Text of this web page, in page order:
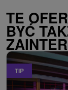
TE
BYĆ
TIP